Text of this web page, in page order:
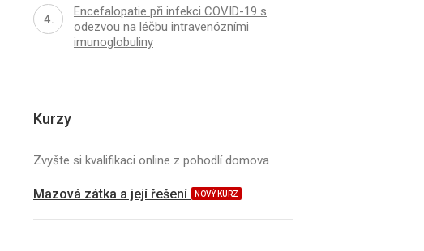
Encefalopatie při infekci COVID-19 s
odezvou na léčbu intravenózními
imunoglobuliny
Kurzy
Zvyšte si kvalifikaci online z pohodlí domova
Mazová zátka a její řešení NOVÝ KURZ